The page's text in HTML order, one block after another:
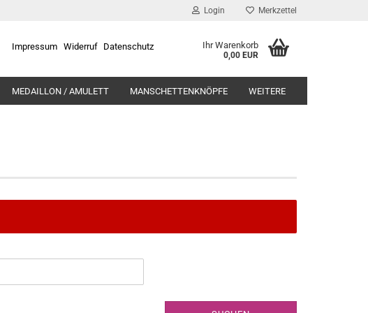
Login Merkzettel
Impressum Widerruf Datenschutz Ihr Warenkorb
0,00 EUR
MEDAILLON / AMULETT MANSCHETTENKNÖPFE WEITERE